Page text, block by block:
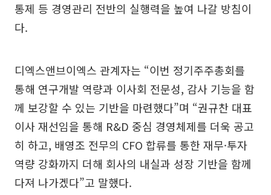
통제 등 경영관리 전반의 실행력을 높여 나갈 방침이
다.
디엑스앤브이엑스 관계자는 “이번 정기주주총회를
통해 연구개발 역량과 이사회 전문성, 감사 기능을 함
께 보강할 수 있는 기반을 마련했다”며 “권규찬 대표
이사 재선임을 통해 R&D 중심 경영체제를 더욱 공고
히 하고, 배영조 전무의 CFO 합류를 통한 재무·투자
역량 강화까지 더해 회사의 내실과 성장 기반을 함께
다져 나가겠다”고 말했다.